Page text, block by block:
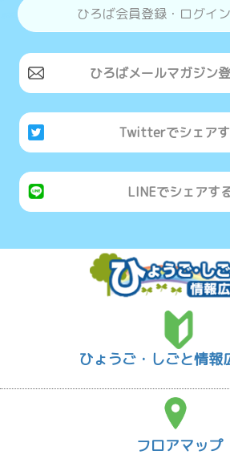
ひろば会員登録・ログイ
ひろばメールマガジン
Twitterでシェア
LINEでシェアす
ひょうご・しごと情報
フロアマップ